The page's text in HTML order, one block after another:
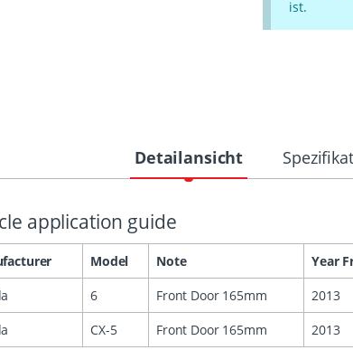
ist.
Detailansicht
application guide
Model Note Year
6 Front Door 165mm 2013
CX-5 Front Door 165mm 2013